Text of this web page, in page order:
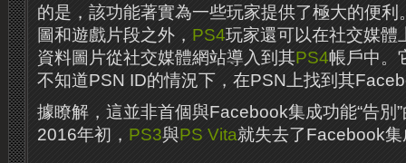
的是，該功能著實為一些玩家提供了極大的便
圖和遊戲片段之外， PS4玩家還可以在社交媒體
資料圖片從社交媒體網站導入到其PS4帳戶中。
不知道PSN ID的情況下，在PSN上找到其
據瞭解，這並非首個與Facebook集成功能“告別
2016年初， PS3與PS Vita就失去了Facebook